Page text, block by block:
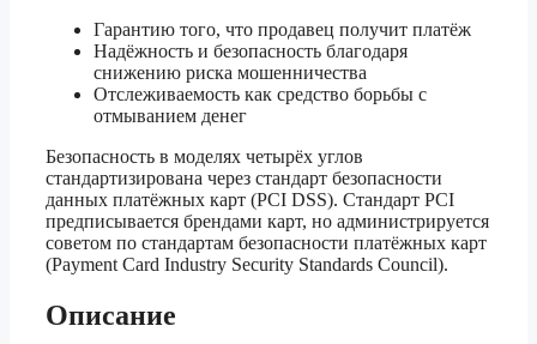
Гарантию того, что продавец получит платёж
Надёжность и безопасность благодаря
снижению риска мошенничества
Отслеживаемость как средство борьбы с
отмыванием денег
Безопасность в моделях четырёх углов
стандартизирована через стандарт безопасности
данных платёжных карт (PCI DSS). Стандарт PCI
предписывается брендами карт, но администрируется
советом по стандартам безопасности платёжных карт
(Payment Card Industry Security Standards Council).
Описание